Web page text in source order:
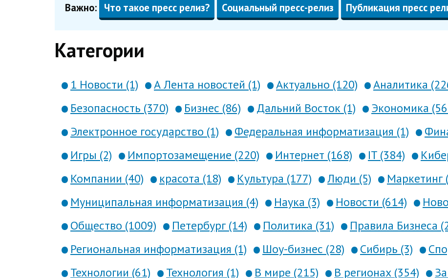
Важно: Что такое пресс релиз? Социальный пресс-релиз Публикация пресс
Категории
1 Новости (1) А Лента новостей (1) Актуально (120) Аналитика
Безопасность (370)
Бизнес (86) Дальний Восток (1)
Экономика
Электронное государство (1)
Федеральная информатизация (1)
Игры (2)
Импортозамещение (220) Интернет (168) IT (384)
Компании (40)
красота (18) Культура (177) Люди (5) Маркетинг
Муниципальная информатизация (4)
Наука (3) Новости (614)
Общество (1009)
Петербург (14) Политика (31) Правила Бизнеса
Региональная информатизация (1)
Шоу-бизнес (28) Сибирь (3)
Технологии (61)
Технология (1) В мире (215) В регионах (354)